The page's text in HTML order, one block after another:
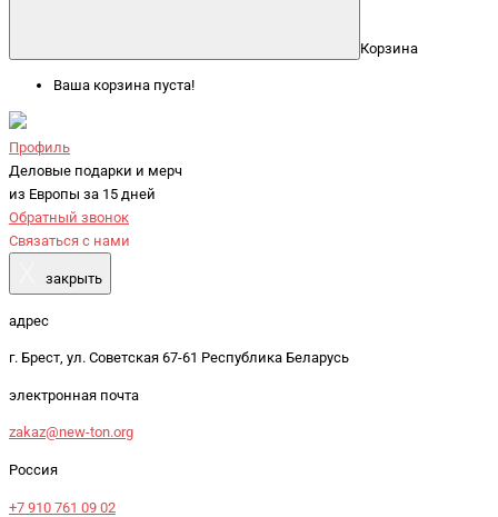
Корзина
Ваша корзина пуста!
Профиль
Деловые подарки и мерч
из Европы за 15 дней
Обратный звонок
Связаться с нами
закрыть
адрес
г. Брест, ул. Советская 67-61 Республика Беларусь
электронная почта
zakaz@new-ton.org
Россия
+7 910 761 09 02